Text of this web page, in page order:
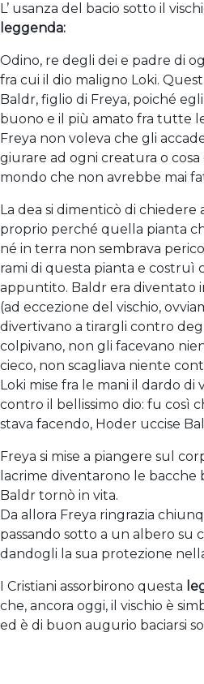
L’ usanza del bacio sotto il
leggenda:
Odino, re degli dei e padre di
fra cui il dio maligno Loki.
Baldr, figlio di Freya, poiché
buono e il più amato fra tutte
Freya non voleva che gli
giurare ad ogni creatura o cosa
mondo che non avrebbe mai
La dea si dimenticò di chiedere
proprio perché quella pianta
né in terra non sembrava
rami di questa pianta e costruì
appuntito. Baldr era diventato
(ad eccezione del vischio,
divertivano a tirargli contro
colpivano, non gli facevano
cieco, non scagliava niente
Loki mise fra le mani il dardo di
contro il bellissimo dio: fu così
stava facendo, Hoder uccise
Freya si mise a piangere sul
lacrime diventarono le bacche
Baldr tornò in vita.
Da allora Freya ringrazia
passando sotto a un albero su
dandogli la sua protezione
I Cristiani assorbirono questa
che, ancora oggi, il vischio è
ed è di buon augurio baciarsi